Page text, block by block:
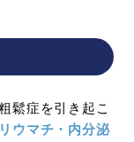
鬆症を引き起こ
ウマチ・内分泌